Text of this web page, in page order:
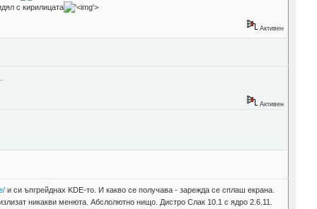
с кирилицата '>
Активен
Активен
и си ъпгрейднах KDE-то. И какво се получава - зарежда се сплаш екрана.
никакви менюта. Абслолютно нищо. Дистро Слак 10.1 с ядро 2.6.11.